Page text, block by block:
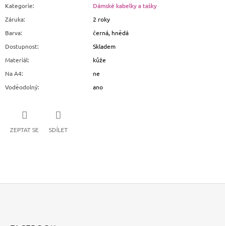
Kategorie:
Dámské kabelky a tašky
Záruka:
2 roky
Barva:
černá, hnědá
Dostupnost:
Skladem
Materiál:
kůže
Na A4:
ne
Voděodolný: ano
ZEPTAT SE SDÍLET